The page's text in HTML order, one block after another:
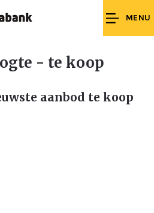
MENU
- te koop
aanbod te koop